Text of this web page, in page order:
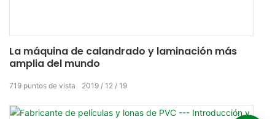
La máquina de calandrado y laminación más
amplia del mundo
2019 12 19
719 puntos de vista